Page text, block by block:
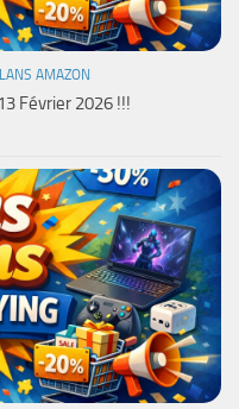
AMAZON
Février 2026 !!!